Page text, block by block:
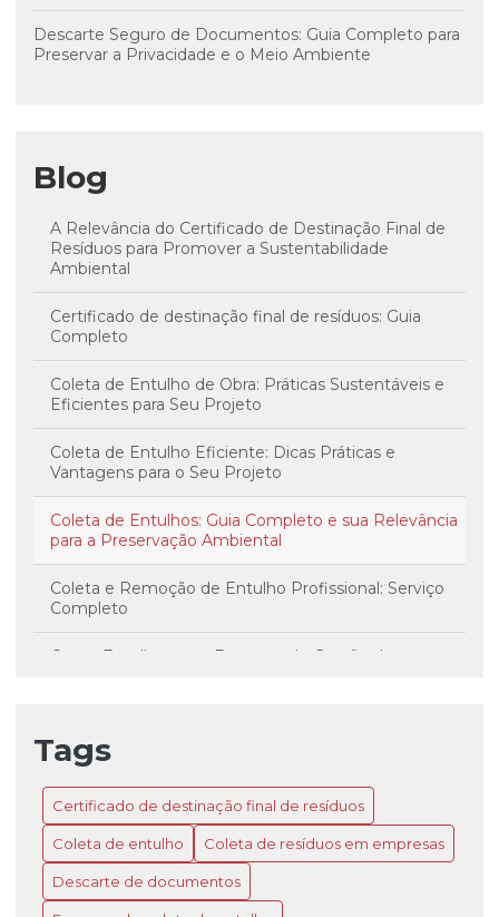
Descarte Seguro de Documentos: Guia Completo para
Preservar a Privacidade e o Meio Ambiente
Blog
A Relevância do Certificado de Destinação Final de
Resíduos para Promover a Sustentabilidade
Ambiental
Certificado de destinação final de resíduos: Guia
Completo
Coleta de Entulho de Obra: Práticas Sustentáveis e
Eficientes para Seu Projeto
Coleta de Entulho Eficiente: Dicas Práticas e
Vantagens para o Seu Projeto
Coleta de Entulhos: Guia Completo e sua Relevância
para a Preservação Ambiental
Coleta e Remoção de Entulho Profissional: Serviço
Completo
Como Escolher uma Empresa de Gestão de
Sustentável e Eficiente para Valorizar seu Ambiente
Descarte Seguro de Documentos: Guia Completo
para Preservar a Privacidade e o Meio Ambiente
Estratégias Efetivas para a Coleta de Resíduos em
Empresas e Sustentabilidade Corporativa
Tags
Certificado de destinação final de resíduos
Coleta de entulho Coleta de resíduos em empresas
Descarte de documentos